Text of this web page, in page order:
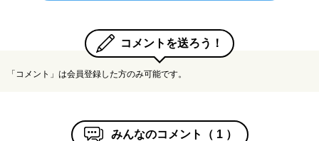
コメントを送ろう！
「コメント」は会員登録した方のみ可能です。
みんなのコメント（ 1 ）